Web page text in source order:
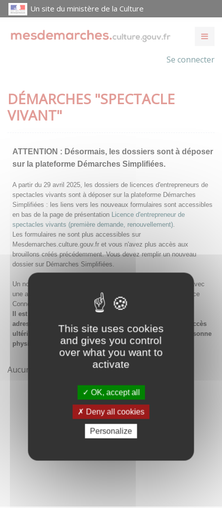
This site uses cookies
and gives you control
over what you want to
activate
OK, accept all
Deny all cookies
Personalize
Un site du ministère de la Culture
Se connecter
DÉMARCHES "SPECTACLE
VIVANT"
ATTENTION : Désormais, les dossiers sont à déposer
sur la plateforme Démarches Simplifiées.
A partir du 29 avril 2025, les dossiers de licences d'entrepreneurs de
spectacles vivants sont à déposer sur la plateforme Démarches
Simplifiées : les liens vers les nouveaux formulaires sont accessibles
en bas de la page de présentation Licence d'entrepreneur de
spectacles vivants (première demande, renouvellement).
Les formulaires ne sont plus accessibles sur
Mesdemarches.culture.gouv.fr et vous n'avez plus accès aux
brouillons créés précédemment. Vous devez remplir un nouveau
dossier sur Démarches Simplifiées.
Un nouveau compte doit être créé sur Démarches Simplifiées avec
une adresse email et un mot de passe, ou en passant par France
Connect.
Il est conseillé lors de la création du compte de saisir une
adresse email générique de l'organisme afin de garantir l'accès
ultérieur au compte même en cas de changement de la personne
physique gestionnaire.
Aucune démarche pour le moment